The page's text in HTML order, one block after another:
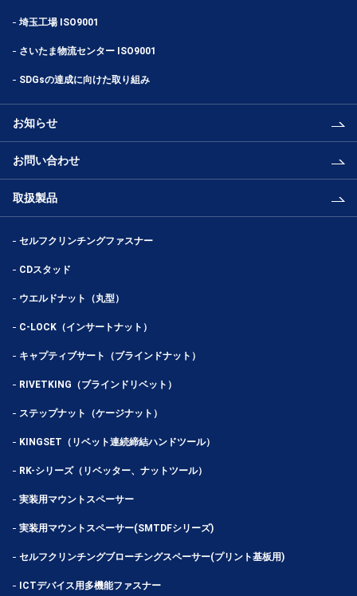
埼玉工場 ISO9001
さいたま物流センター ISO9001
SDGsの達成に向けた取り組み
お知らせ
お問い合わせ
取扱製品
セルフクリンチングファスナー
CDスタッド
ウエルドナット（丸型）
C-LOCK（インサートナット）
キャプティブサート（ブラインドナット）
RIVETKING（ブラインドリベット）
ステップナット（ケージナット）
KINGSET（リベット連続締結ハンドツール）
RK-シリーズ（リベッター、ナットツール）
実装用マウントスペーサー
実装用マウントスペーサー(SMTDFシリーズ)
セルフクリンチングブローチングスペーサー(プリント基板用)
ICTデバイス用多機能ファスナー